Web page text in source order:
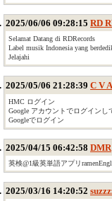
2025/06/06 09:28:15 RD
Selamat Datang di RDRecords
Label musik Indonesia yang
Jelajahi
2025/05/06 21:28:39 C V
HMC ログイン
Google アカウントでログインし
Googleでログイン
2025/04/15 06:42:58 DMR
英検@1級英単語アプリ
2025/03/16 14:20:52